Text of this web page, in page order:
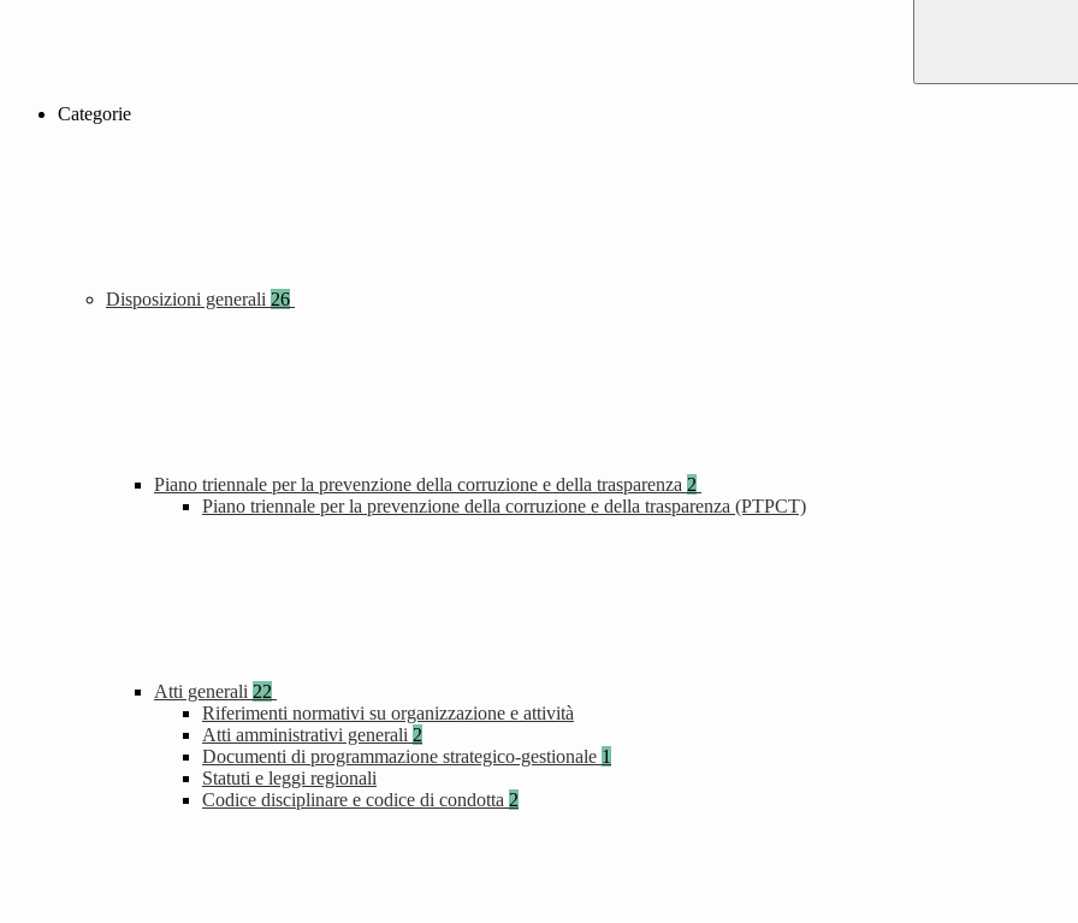
Categorie
Disposizioni generali 26
Piano triennale per la prevenzione della corruzione e della trasparenza 2
Piano triennale per la prevenzione della corruzione e della trasparenza (PTPCT)
Atti generali 22
Riferimenti normativi su organizzazione e attività
Atti amministrativi generali 2
Documenti di programmazione strategico-gestionale 1
Statuti e leggi regionali
Codice disciplinare e codice di condotta 2